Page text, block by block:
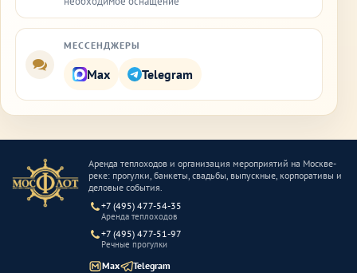
МЕССЕНДЖЕРЫ
Max Telegram
Аренда теплоходов и организация мероприятий на Москве-
реке: прогулки, банкеты, свадьбы, выпускные, корпоративы и
деловые события.
+7 (495) 477-54-35
Аренда теплоходов
+7 (495) 477-51-97
Речные прогулки
Max Telegram